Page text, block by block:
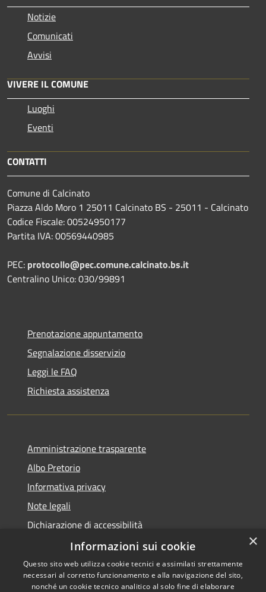
Notizie
Comunicati
Avvisi
VIVERE IL COMUNE
Luoghi
Eventi
CONTATTI
Comune di Calcinato
Piazza Aldo Moro 1 25011 Calcinato BS - 25011 - Calcinato
Codice Fiscale: 00524950177
Partita IVA: 00569440985
PEC: protocollo@pec.comune.calcinato.bs.it
Centralino Unico: 030/99891
Prenotazione appuntamento
Segnalazione disservizio
Leggi le FAQ
Richiesta assistenza
Amministrazione trasparente
Albo Pretorio
Informativa privacy
Note legali
Dichiarazione di accessibilità
Piano miglioramento sito
×
Informazioni sui cookie
Questo sito web utilizza cookie tecnici e assimilati strettamente
necessari al corretto funzionamento e alla navigazione del sito,
nonché un cookie tecnico analitico al solo fine di elaborare